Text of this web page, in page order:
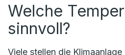
Welche
sinnvoll?
Viele stellen die